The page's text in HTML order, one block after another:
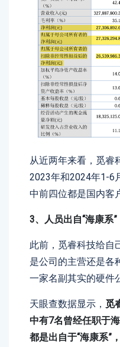
从近两年来看，觅睿
2023年和2024年1-6
中前四位都是国内客
3、人员出自“海康系”
此前，觅睿科技给自
是公司的主营还是各
一家名副其实的硬件
天眼查数据显示， 觅
中有7名曾经任职于
都是出自于“海康系”